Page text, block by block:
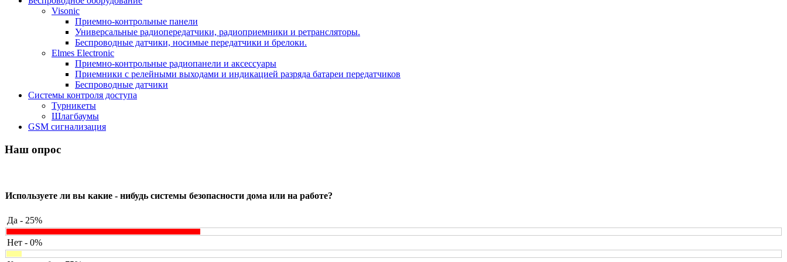
Visonic
Приемно-контрольные панели
Универсальные радиопередатчики, радиоприемники и ретрансляторы.
Беспроводные датчики, носимые передатчики и брелоки.
Elmes Electronic
Приемно-контрольные радиопанели и аксессуары
Приемники с релейными выходами и индикацией разряда батареи передатчиков
Беспроводные датчики
Системы контроля доступа
Турникеты
Шлагбаумы
GSM сигнализация
Наш опрос
Используете ли вы какие - нибудь системы безопасности дома или на работе?
Да - 25%
Нет - 0%